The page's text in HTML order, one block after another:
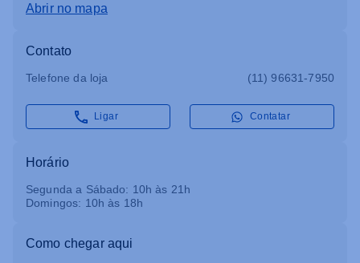
Abrir no mapa
Contato
Telefone da loja (11) 96631-7950
Ligar Contatar
Horário
Segunda a Sábado: 10h às 21h
Domingos: 10h às 18h
Como chegar aqui